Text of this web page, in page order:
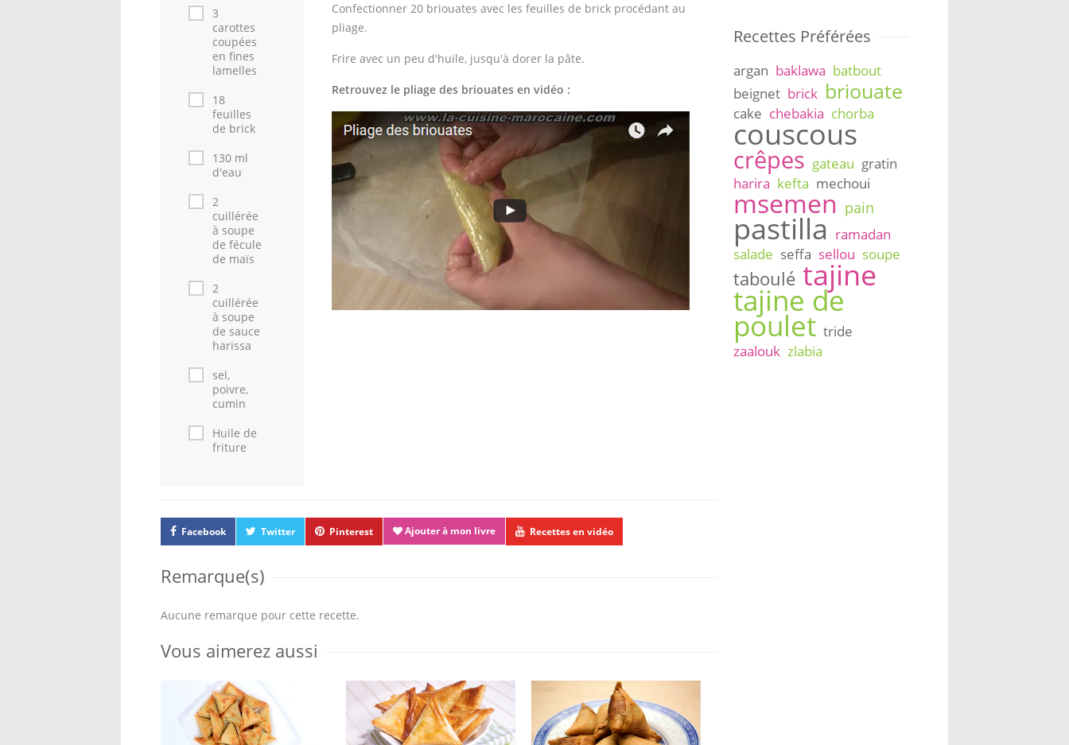
3
carottes
coupées
en fines
lamelles
18
feuilles
de brick
130 ml
d'eau
2
cuillérée
à soupe
de fécule
de maïs
2
cuillérée
à soupe
de sauce
harissa
sel,
poivre,
cumin
Huile de
friture
Confectionner 20 briouates avec les feuilles de brick procédant au
pliage.
Frire avec un peu d'huile, jusqu'à dorer la pâte.
Retrouvez le pliage des briouates en vidéo :
Facebook Twitter Pinterest Ajouter à mon livre Recettes en vidéo
Remarque(s)
Aucune remarque pour cette recette.
Vous aimerez aussi
Recettes Préférées
argan baklawa batbout
beignet brick briouate
cake chebakia chorba
couscous
crêpes gateau gratin
harira kefta mechoui
msemen pain
pastilla ramadan
salade seffa sellou soupe
taboulé tajine
tajine de
poulet tride
zaalouk zlabia